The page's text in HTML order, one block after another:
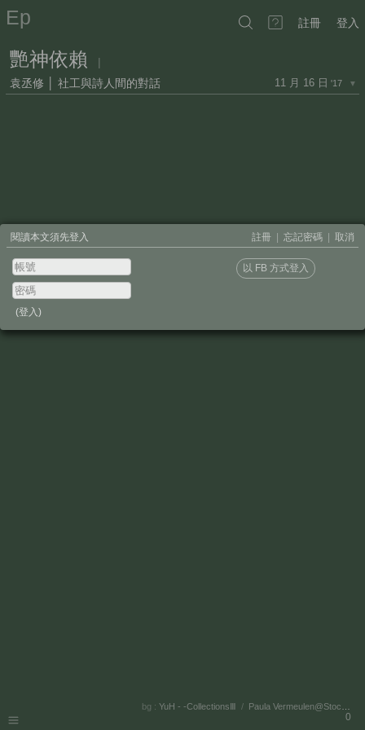
Ep 註冊 登入
艷神依賴
|
袁丞修 │ 社工與詩人間的對話
11 月 16 日 '17 ▼
bg :YuH - -CollectionsⅢ / Paula Vermeulen@StockSnap.io
0
閱讀本文須先登入 註冊 忘記密碼 取消
(登入)
以 FB 方式登入